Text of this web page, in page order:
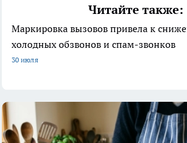
Читайте также:
Маркировка вызовов привела к
холодных обзвонов и спам-звонков
30 июля